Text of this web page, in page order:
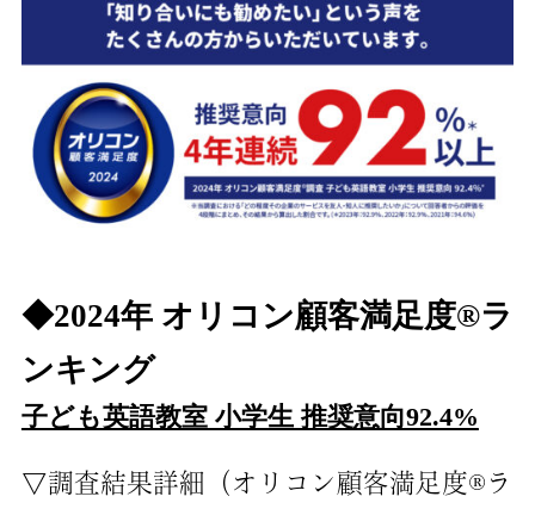
◆2024年 オリコン顧客満足度®ラ
ンキング
子ども英語教室 小学生 推奨意向92.4%
▽調査結果詳細（オリコン顧客満足度®ラ